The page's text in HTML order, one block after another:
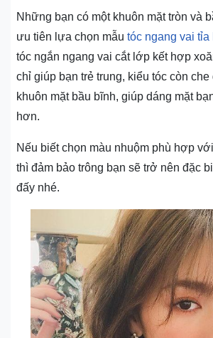
Những bạn có một khuôn mặt tròn và
ưu tiên lựa chọn mẫu tóc ngang vai tỉa
tóc ngắn ngang vai cắt lớp kết hợp
chỉ giúp bạn trẻ trung, kiểu tóc còn che
khuôn mặt bầu bĩnh, giúp dáng mặt
hơn.
Nếu biết chọn màu nhuộm phù hợp
thì đảm bảo trông bạn sẽ trở nên đặc
đấy nhé.